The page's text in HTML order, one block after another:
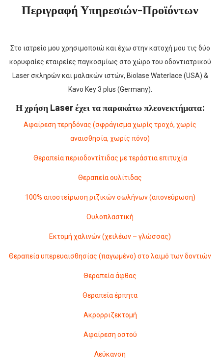
Περιγραφή Υπηρεσιών-Προϊόντων
Στο ιατρείο μου χρησιμοποιώ και έχω στην κατοχή μου τις δύο
κορυφαίες εταιρείες παγκοσμίως στο χώρο του οδοντιατρικού
Laser σκληρών και μαλακών ιστών, Biolase Waterlace (USA) &
Kavo Key 3 plus (Germany).
Η χρήση Laser έχει τα παρακάτω πλεονεκτήματα:
Αφαίρεση τερηδόνας (σφράγισμα χωρίς τροχό, χωρίς
αναισθησία, χωρίς πόνο)
Θεραπεία περιοδοντίτιδας με τεράστια επιτυχία
Θεραπεία ουλίτιδας
100% αποστείρωση ριζικών σωλήνων (απονεύρωση)
Ουλοπλαστική
Εκτομή χαλινών (χειλέων – γλώσσας)
Θεραπεία υπερευαισθησίας (παγωμένο) στο λαιμό των δοντιών
Θεραπεία άφθας
Θεραπεία έρπητα
Ακρορριζεκτομή
Αφαίρεση οστού
Λεύκανση